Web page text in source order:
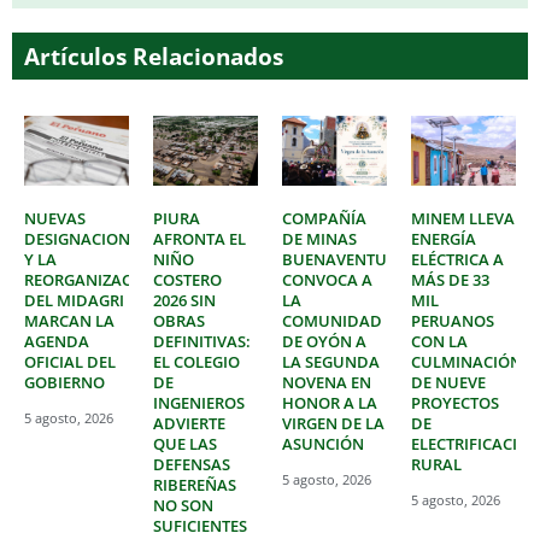
Artículos Relacionados
NUEVAS
DESIGNACIONES
Y LA
REORGANIZACIÓN
DEL MIDAGRI
MARCAN LA
AGENDA
OFICIAL DEL
GOBIERNO
5 agosto, 2026
PIURA
AFRONTA EL
NIÑO
COSTERO
2026 SIN
OBRAS
DEFINITIVAS:
EL COLEGIO
DE
INGENIEROS
ADVIERTE
QUE LAS
DEFENSAS
RIBEREÑAS
NO SON
SUFICIENTES
COMPAÑÍA
DE MINAS
BUENAVENTURA
CONVOCA A
LA
COMUNIDAD
DE OYÓN A
LA SEGUNDA
NOVENA EN
HONOR A LA
VIRGEN DE LA
ASUNCIÓN
5 agosto, 2026
MINEM LLEVA
ENERGÍA
ELÉCTRICA A
MÁS DE 33
MIL
PERUANOS
CON LA
CULMINACIÓN
DE NUEVE
PROYECTOS
DE
ELECTRIFICACIÓN
RURAL
5 agosto, 2026